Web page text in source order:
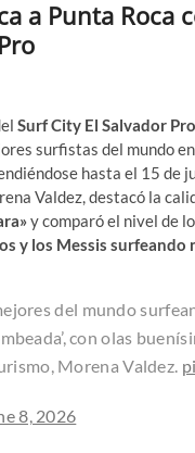
a Punta Roca
Surf City El Salvador Pro
surfistas del mundo
hasta el 15 de
Valdez, destacó la
y comparó el nivel de
y los Messis surfeando
del mundo
con olas
Morena Valdez.
8, 2026